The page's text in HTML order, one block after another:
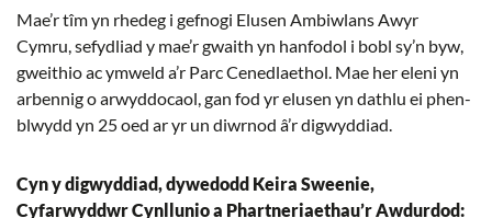
Mae’r tîm yn rhedeg i gefnogi Elusen Ambiwlans Awyr
Cymru, sefydliad y mae’r gwaith yn hanfodol i bobl sy’n byw,
gweithio ac ymweld a’r Parc Cenedlaethol. Mae her eleni yn
arbennig o arwyddocaol, gan fod yr elusen yn dathlu ei phen-
blwydd yn 25 oed ar yr un diwrnod â’r digwyddiad.
Cyn y digwyddiad, dywedodd Keira Sweenie,
Cyfarwyddwr Cynllunio a Phartneriaethau’r Awdurdod: